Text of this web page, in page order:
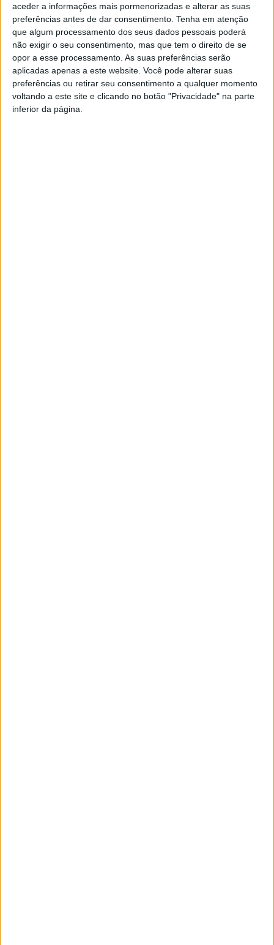
aceder a informações mais pormenorizadas e alterar as suas
preferências antes de dar consentimento. Tenha em atenção
que algum processamento dos seus dados pessoais poderá
não exigir o seu consentimento, mas que tem o direito de se
opor a esse processamento. As suas preferências serão
aplicadas apenas a este website. Você pode alterar suas
preferências ou retirar seu consentimento a qualquer momento
voltando a este site e clicando no botão "Privacidade" na parte
inferior da página.
Artigo anterior
Domen Gril é guarda-redes do
mês na Liga 2 de futebol
Próximo artigo
GNR em mais uma ‘Operação